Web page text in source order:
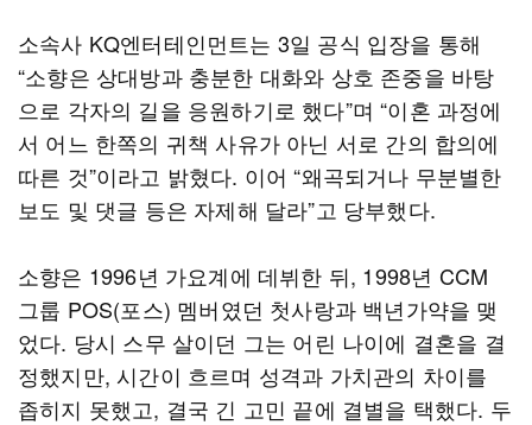
소속사 KQ엔터테인먼트는 3일 공식 입장을 통해
“소향은 상대방과 충분한 대화와 상호 존중을 바탕
으로 각자의 길을 응원하기로 했다”며 “이혼 과정에
서 어느 한쪽의 귀책 사유가 아닌 서로 간의 합의에
따른 것”이라고 밝혔다. 이어 “왜곡되거나 무분별한
보도 및 댓글 등은 자제해 달라”고 당부했다.
소향은 1996년 가요계에 데뷔한 뒤, 1998년 CCM
그룹 POS(포스) 멤버였던 첫사랑과 백년가약을 맺
었다. 당시 스무 살이던 그는 어린 나이에 결혼을 결
정했지만, 시간이 흐르며 성격과 가치관의 차이를
좁히지 못했고, 결국 긴 고민 끝에 결별을 택했다. 두